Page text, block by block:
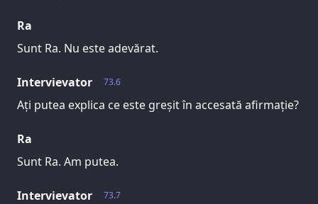
Ra
Sunt Ra. Nu este adevărat.
73.6
Intervievator
Ați putea explica ce este greșit în accesată afirmație?
Ra
Sunt Ra. Am putea.
73.7
Intervievator